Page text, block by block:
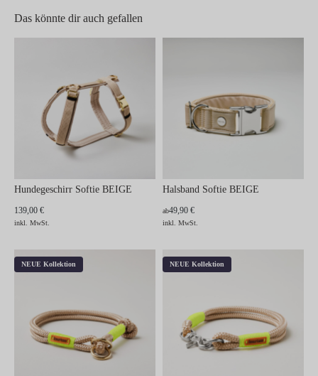
Das könnte dir auch gefallen
Hundegeschirr Softie BEIGE
139,00 €
inkl. MwSt.
Halsband Softie BEIGE
ab49,90 €
inkl. MwSt.
NEUE Kollektion NEUE Kollektion